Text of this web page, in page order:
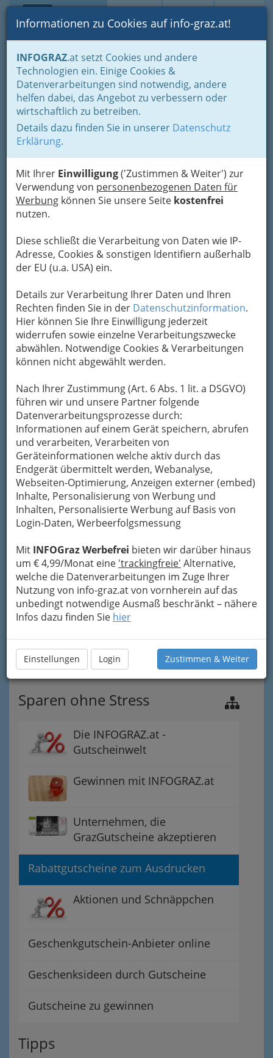
Suche Login Toggle
Informationen zu Cookies auf info-graz.at!
INFOGRAZ.at setzt Cookies und andere
Technologien ein. Einige Cookies &
Datenverarbeitungen sind notwendig, andere
helfen dabei, das Angebot zu verbessern oder
wirtschaftlich zu betreiben.
Details dazu finden Sie in unserer Datenschutz
Erklärung.
Mit Ihrer Einwilligung('Zustimmen & Weiter') zur
Verwendung von personenbezogenen Daten für
Werbung können Sie unsere Seite kostenfrei
nutzen.
Diese schließt die Verarbeitung von Daten wie IP-
Adresse, Cookies & sonstigen Identifiern außerhalb
der EU (u.a. USA) ein.
Details zur Verarbeitung Ihrer Daten und Ihren
Rechten finden Sie in der Datenschutzinformation.
Hier können Sie Ihre Einwilligung jederzeit
widerrufen sowie einzelne Verarbeitungszwecke
abwählen. Notwendige Cookies & Verarbeitungen
können nicht abgewählt werden.
Nach Ihrer Zustimmung (Art. 6 Abs. 1 lit. a DSGVO)
führen wir und unsere Partner folgende
Datenverarbeitungsprozesse durch:
Informationen auf einem Gerät speichern, abrufen
und verarbeiten, Verarbeiten von
Geräteinformationen welche aktiv durch das
Endgerät übermittelt werden, Webanalyse,
Webseiten-Optimierung, Anzeigen externer (embed)
Inhalte, Personalisierung von Werbung und
Inhalten, Personalisierte Werbung auf Basis von
Login-Daten, Werbeerfolgsmessung
Mit INFOGraz Werbefrei bieten wir darüber hinaus
um € 4,99/Monat eine 'trackingfreie' Alternative,
welche die Datenverarbeitungen im Zuge Ihrer
Nutzung von info-graz.at von vornherein auf das
unbedingt notwendige Ausmaß beschränkt – nähere
Infos dazu finden Sie hier
Einstellungen Login Zustimmen & Weiter
Home Branchen
Gewinnspiele - Lokale Gutscheine
Rabattgutscheine zum Ausdrucken
3-Tage-Schnuppertraining
im Mrs.Sporty Club in Ihrer
Nähe
3-Tage-Schnuppertraining im Mrs.Sporty Club in
Ihrer Nähe
Bei Vorlage des Gutscheins erhalten Sie
ein kostenloses 3-Tage-
Schnuppertraining im Mrs.Sporty Club
in Ihrer Nähe.
Gutschein ausdrucken oder hier alsPDF
Download
drucken
Sparen ohne Stress
Die INFOGRAZ.at -
Gutscheinwelt
Gewinnen mit INFOGRAZ.at
Unternehmen, die
GrazGutscheine akzeptieren
Rabattgutscheine zum Ausdrucken
Aktionen und Schnäppchen
Geschenkgutschein-Anbieter online
Geschenksideen durch Gutscheine
Gutscheine zu gewinnen
Tipps